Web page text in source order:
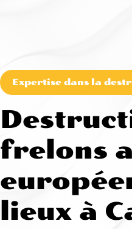
Expertise dans la
frelons
lieux à